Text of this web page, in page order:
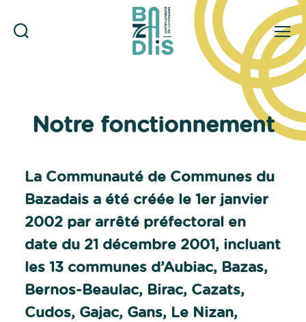
Menu
Notre fonctionnement
La Communauté de Communes du
Bazadais a été créée le 1er janvier
2002 par arrêté préfectoral en
date du 21 décembre 2001, incluant
les 13 communes d’Aubiac, Bazas,
Bernos-Beaulac, Birac, Cazats,
Cudos, Gajac, Gans, Le Nizan,